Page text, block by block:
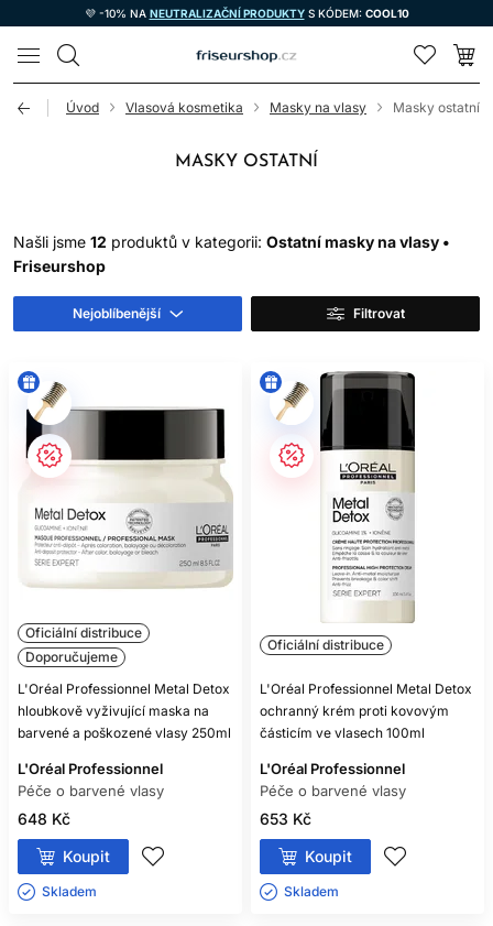
💜 -10% NA NEUTRALIZAČNÍ PRODUKTYS KÓDEM: COOL10
LOMAX
Úvod Vlasová kosmetika Masky na vlasy Masky ostatní
MASKY OSTATNÍ
Našli jsme 12 produktů v kategorii: Ostatní masky na vlasy •
Friseurshop
Nejoblíbenější Filtrovat
Oficiální distribuce
Doporučujeme
L'Oréal Professionnel Metal Detox
hloubkově vyživující maska ​​na
barvené a poškozené vlasy 250ml
L'Oréal Professionnel
Péče o barvené vlasy
648 Kč
Koupit
Skladem ㅤ
Oficiální distribuce
L'Oréal Professionnel Metal Detox
ochranný krém proti kovovým
částicím ve vlasech 100ml
L'Oréal Professionnel
Péče o barvené vlasy
653 Kč
Koupit
Skladem ㅤ